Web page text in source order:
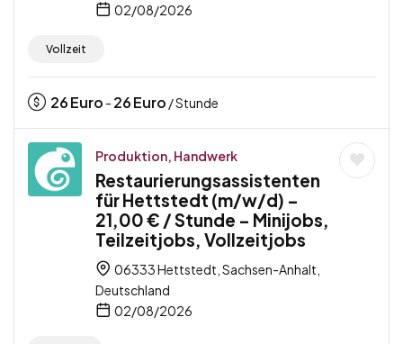
02/08/2026
Vollzeit
26Euro - 26Euro / Stunde
Produktion, Handwerk
Restaurierungsassistenten
für Hettstedt (m/w/d) –
21,00 € / Stunde – Minijobs,
Teilzeitjobs, Vollzeitjobs
06333 Hettstedt, Sachsen-Anhalt,
Deutschland
02/08/2026